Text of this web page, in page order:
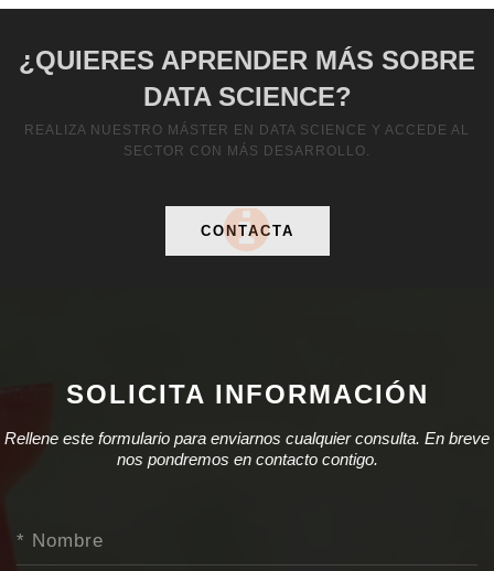
¿QUIERES APRENDER MÁS SOBRE
DATA SCIENCE?
REALIZA NUESTRO MÁSTER EN DATA SCIENCE Y ACCEDE AL
SECTOR CON MÁS DESARROLLO.
CONTACTA
SOLICITA INFORMACIÓN
Rellene este formulario para enviarnos cualquier consulta. En breve
nos pondremos en contacto contigo.